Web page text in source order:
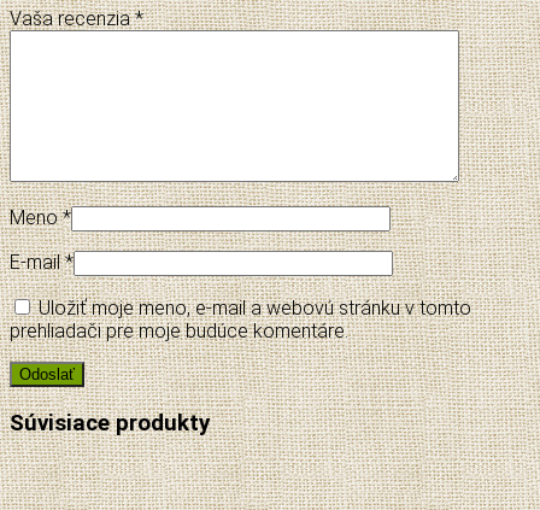
Vaša recenzia*
Meno*
E-mail*
Uložiť moje meno, e-mail a webovú stránku v tomto
prehliadači pre moje budúce komentáre.
Súvisiace produkty